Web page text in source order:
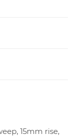
15mm rise,